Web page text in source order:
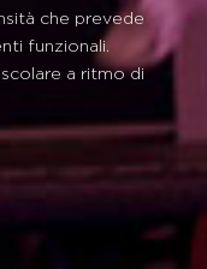
che prevede
funzionali.
a ritmo di